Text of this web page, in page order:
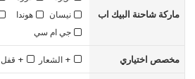
ماركة شاحنة البيك اب
نيسان
هوندا
جي ام سي
مخصص اختياري + الشعار + قفل